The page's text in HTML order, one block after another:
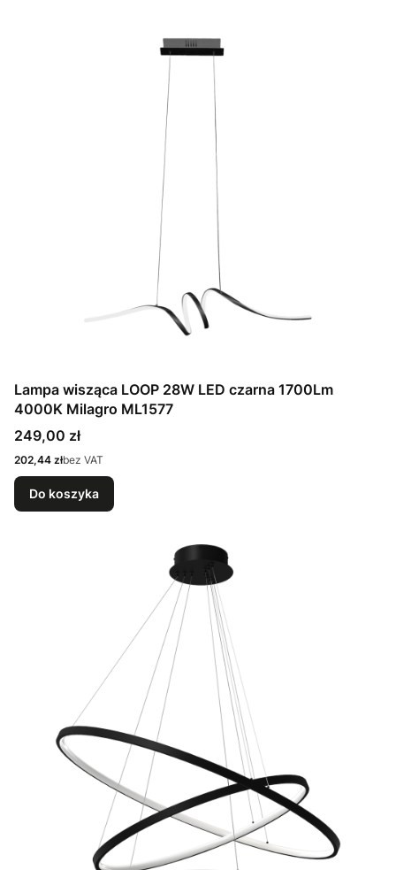
Lampa wisząca LOOP 28W LED czarna 1700Lm
4000K Milagro ML1577
Cena
249,00 zł
Cena
202,44 złbez VAT
Do koszyka